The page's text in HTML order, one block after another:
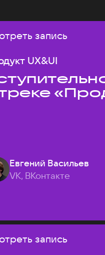
запись
UX&UI
Евгений Васильев
VK, ВКонтакте
запись